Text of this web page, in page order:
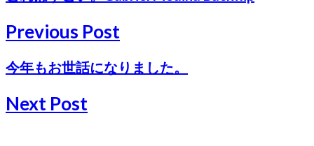
Previous Post
今年もお世話になりました。
Next Post